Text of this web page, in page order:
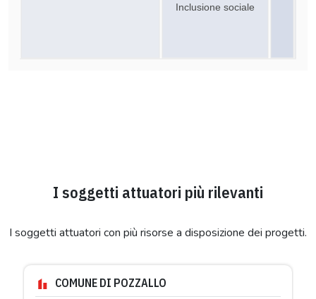
Inclusione sociale
I soggetti attuatori più rilevanti
I soggetti attuatori con più risorse a disposizione dei progetti.
COMUNE DI POZZALLO